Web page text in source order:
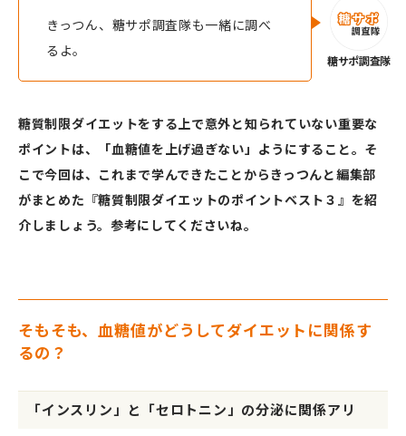
きっつん、糖サポ調査隊も一緒に調べ
るよ。
糖質制限ダイエットをする上で意外と知られていない重要な
ポイントは、「血糖値を上げ過ぎない」ようにすること。そ
こで今回は、これまで学んできたことからきっつんと編集部
がまとめた『糖質制限ダイエットのポイントベスト３』を紹
介しましょう。参考にしてくださいね。
そもそも、血糖値がどうしてダイエットに関係す
るの？
「インスリン」と「セロトニン」の分泌に関係アリ